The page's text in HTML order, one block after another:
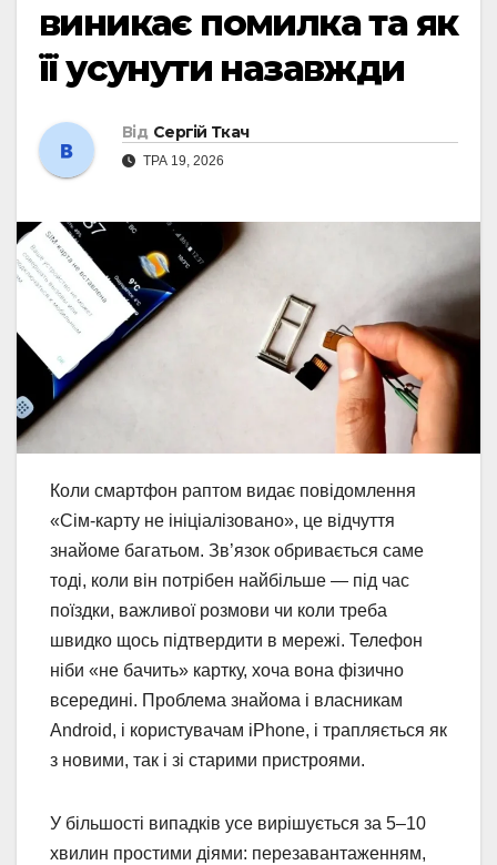
виникає помилка та як
її усунути назавжди
Від Сергій Ткач
ТРА 19, 2026
Коли смартфон раптом видає повідомлення
«Сім-карту не ініціалізовано», це відчуття
знайоме багатьом. Зв’язок обривається саме
тоді, коли він потрібен найбільше — під час
поїздки, важливої розмови чи коли треба
швидко щось підтвердити в мережі. Телефон
ніби «не бачить» картку, хоча вона фізично
всередині. Проблема знайома і власникам
Android, і користувачам iPhone, і трапляється як
з новими, так і зі старими пристроями.
У більшості випадків усе вирішується за 5–10
хвилин простими діями: перезавантаженням,